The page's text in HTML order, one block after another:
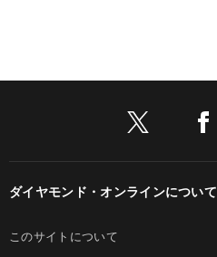
ダイヤモンド・オンラインについて
このサイトについて